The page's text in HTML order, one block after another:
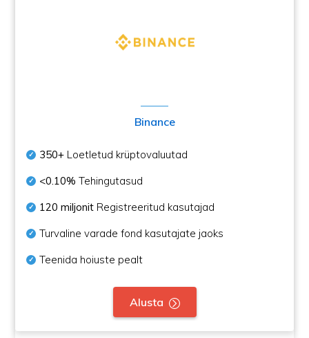
Binance
350+ Loetletud krüptovaluutad
<0.10% Tehingutasud
120 miljonit Registreeritud kasutajad
Turvaline varade fond kasutajate jaoks
Teenida hoiuste pealt
Alusta